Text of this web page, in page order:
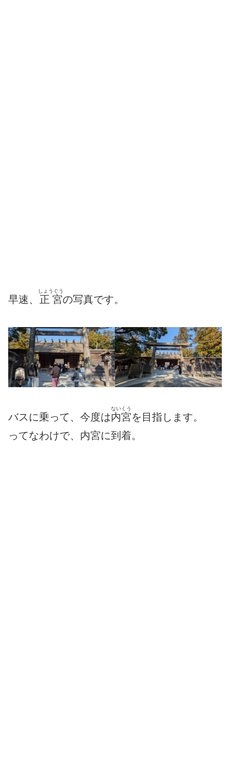
早速、 正宮
しょうぐう
の写真です。
バスに乗って、今度は内宮
ないくう
を目指します。
ってなわけで、内宮に到着。